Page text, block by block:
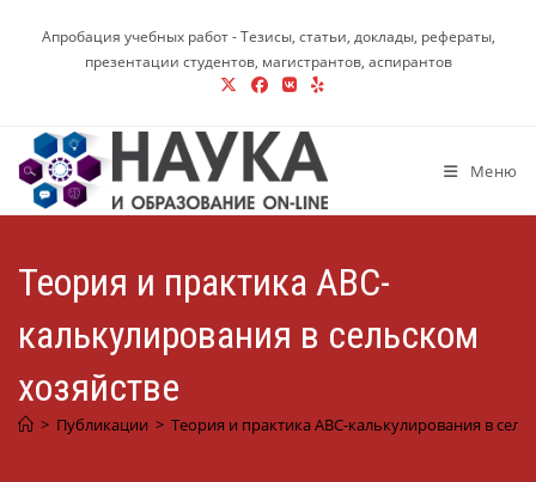
содержимому
Апробация учебных работ - Тезисы, статьи, доклады, рефераты,
презентации студентов, магистрантов, аспирантов
Меню
Теория и практика АВС-
калькулирования в сельском
хозяйстве
> Публикации > Теория и практика АВС-калькулирования в